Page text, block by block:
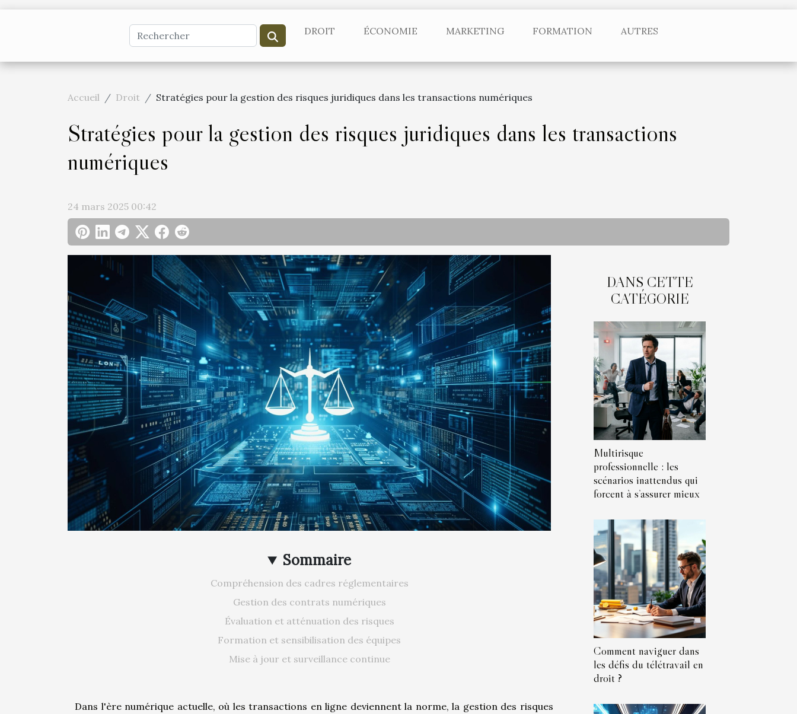
DROIT ÉCONOMIE MARKETING FORMATION AUTRES
Accueil Droit Stratégies pour la gestion des risques juridiques dans les transactions numériques
Stratégies pour la gestion des risques juridiques dans les transactions
numériques
24 mars 2025 00:42
Sommaire
Compréhension des cadres réglementaires
Gestion des contrats numériques
Évaluation et atténuation des risques
Formation et sensibilisation des équipes
Mise à jour et surveillance continue
Dans l'ère numérique actuelle, où les transactions en ligne deviennent la norme, la gestion des risques
DANS CETTE
CATÉGORIE
Multirisque
professionnelle : les
scénarios inattendus qui
forcent à s’assurer mieux
Comment naviguer dans
les défis du télétravail en
droit ?